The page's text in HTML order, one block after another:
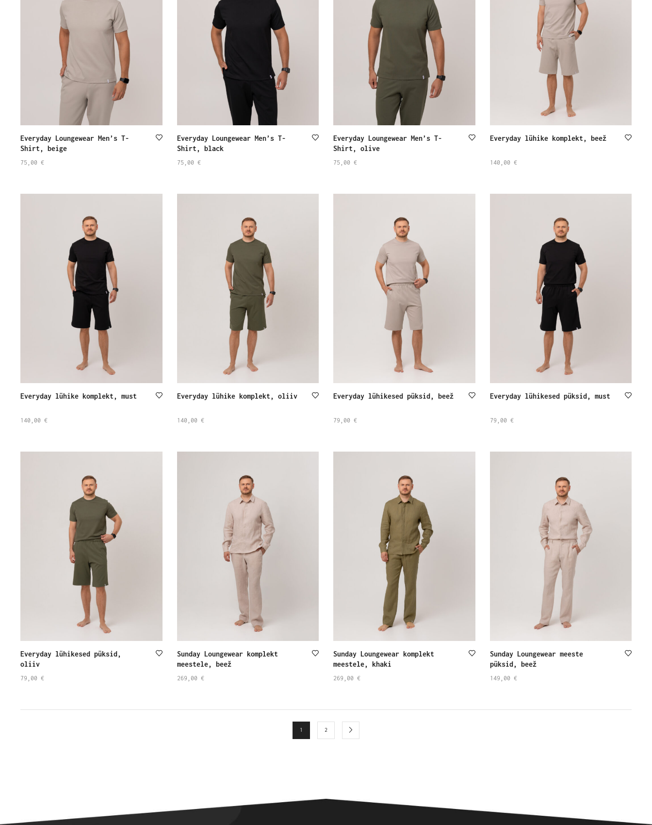
Everyday Loungewear Men’s T-
Shirt, beige
75,00 €
Everyday Loungewear Men’s T-
Shirt, black
75,00 €
Everyday Loungewear Men’s T-
Shirt, olive
75,00 €
Everyday lühike komplekt, beež
140,00 €
Everyday lühike komplekt, must
140,00 €
Everyday lühike komplekt, oliiv
140,00 €
Everyday lühikesed püksid, beež
79,00 €
Everyday lühikesed püksid, must
79,00 €
Everyday lühikesed püksid,
oliiv
79,00 €
Sunday Loungewear komplekt
meestele, beež
269,00 €
Sunday Loungewear komplekt
meestele, khaki
269,00 €
Sunday Loungewear meeste
püksid, beež
149,00 €
1 2